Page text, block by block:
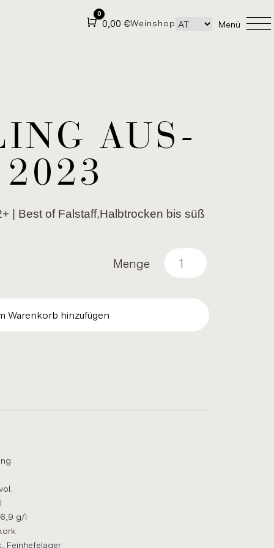
Warenkorb
0
0,00€Wein­shop Menü
AUS­
| Best of Fal­staff,Halb­tro­cken bis süß
Menge
Warenkorb hinzufügen
g/l
Feinhefelager